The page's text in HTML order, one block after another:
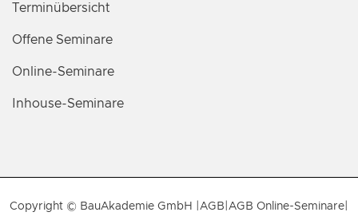
Terminübersicht
Offene Seminare
Online-Seminare
Inhouse-Seminare
Copyright © BauAkademie GmbH | AGB AGB Online-Seminare